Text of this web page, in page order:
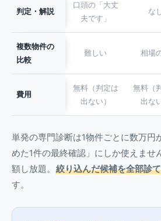
判定・解説
口頭の「大丈
夫です」
な
複数物件の
比較
難しい 相場
費用
無料（判定は
出ない）
無料（
出な
単発の専門診断は1物件ごとに数万円
めた1件の最終確認」にしか使えませ
額し放題。 絞り込んだ候補を全部診
す。